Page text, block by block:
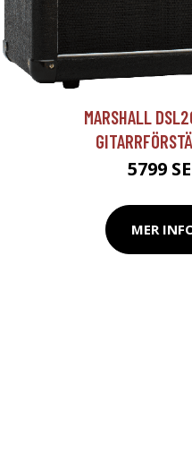
MARSHALL
5799
MER